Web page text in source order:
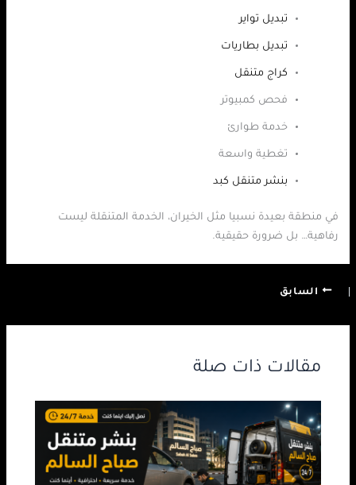
تبديل تواير
تبديل بطاريات
كراج متنقل
فحص كمبيوتر
خدمة طوارئ
تغطية واسعة
بنشر متنقل كبد
في منطقة بعيدة نسبيا مثل الخيران، الخدمة المتنقلة ليست
رفاهية… بل ضرورة حقيقية.
السابق
مقالات ذات صلة